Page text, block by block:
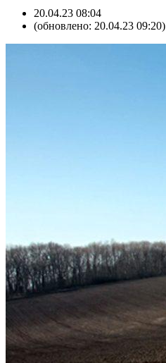
20.04.23 08:04
(обновлено: 20.04.23 09:20)